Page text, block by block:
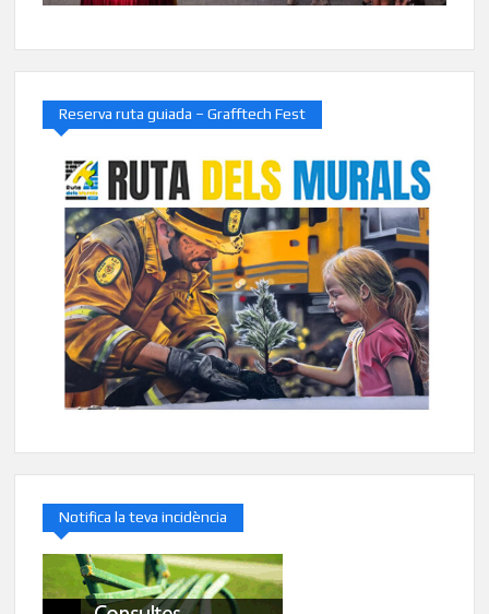
Reserva ruta guiada – Grafftech Fest
Notifica la teva incidència